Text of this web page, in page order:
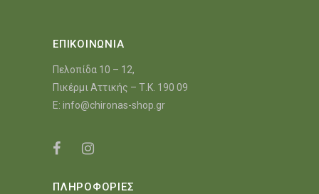
ΕΠΙΚΟΙΝΩΝΙΑ
Πελοπίδα 10 – 12,
Πικέρμι Αττικής – Τ.Κ. 190 09
E: info@chironas-shop.gr
ΠΛΗΡΟΦΟΡΙΕΣ